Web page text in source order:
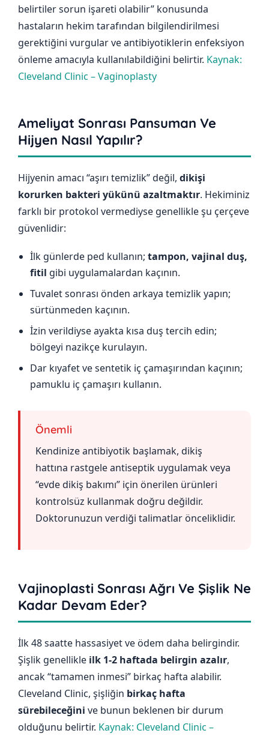
belirtiler sorun işareti olabilir” konusunda
hastaların hekim tarafından bilgilendirilmesi
gerektiğini vurgular ve antibiyotiklerin enfeksiyon
önleme amacıyla kullanılabildiğini belirtir. Kaynak:
Cleveland Clinic – Vaginoplasty
Ameliyat Sonrası Pansuman Ve
Hijyen Nasıl Yapılır?
Hijyenin amacı “aşırı temizlik” değil, dikişi
korurken bakteri yükünü azaltmaktır. Hekiminiz
farklı bir protokol vermediyse genellikle şu çerçeve
güvenlidir:
İlk günlerde ped kullanın; tampon, vajinal duş,
fitil gibi uygulamalardan kaçının.
Tuvalet sonrası önden arkaya temizlik yapın;
sürtünmeden kaçının.
İzin verildiyse ayakta kısa duş tercih edin;
bölgeyi nazikçe kurulayın.
Dar kıyafet ve sentetik iç çamaşırından kaçının;
pamuklu iç çamaşırı kullanın.
Önemli
Kendinize antibiyotik başlamak, dikiş
hattına rastgele antiseptik uygulamak veya
“evde dikiş bakımı” için önerilen ürünleri
kontrolsüz kullanmak doğru değildir.
Doktorunuzun verdiği talimatlar önceliklidir.
Vajinoplasti Sonrası Ağrı Ve Şişlik Ne
Kadar Devam Eder?
İlk 48 saatte hassasiyet ve ödem daha belirgindir.
Şişlik genellikle ilk 1-2 haftada belirgin azalır,
ancak “tamamen inmesi” birkaç hafta alabilir.
Cleveland Clinic, şişliğin birkaç hafta
sürebileceğini ve bunun beklenen bir durum
olduğunu belirtir. Kaynak: Cleveland Clinic –